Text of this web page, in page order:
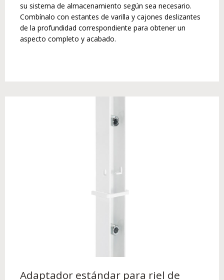
su sistema de almacenamiento según sea necesario.
Combínalo con estantes de varilla y cajones deslizantes
de la profundidad correspondiente para obtener un
aspecto completo y acabado.
Adaptador estándar para riel de